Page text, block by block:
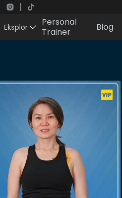
Eksplor
Personal
Trainer
Blog